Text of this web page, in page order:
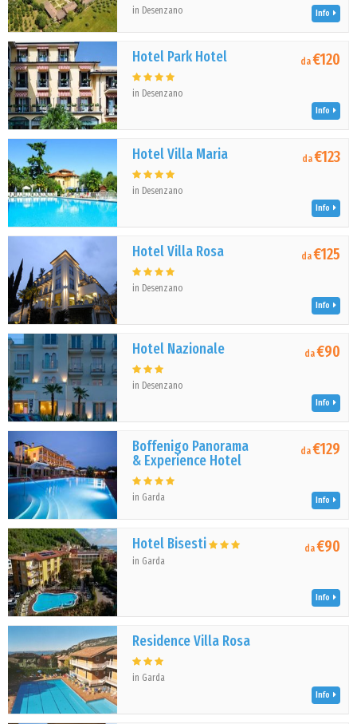
in Desenzano Info
Hotel Park Hotel
in Desenzano
da€120
Info
Hotel Villa Maria
in Desenzano
da€123
Info
Hotel Villa Rosa
in Desenzano
da€125
Info
Hotel Nazionale
in Desenzano
da€90
Info
Boffenigo Panorama
& Experience Hotel
in Garda
da€129
Info
Hotel Bisesti
in Garda
da€90
Info
Residence Villa Rosa
in Garda
Info